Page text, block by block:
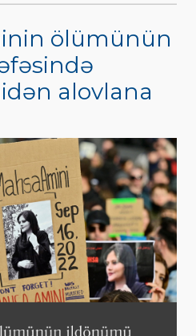
ölümünün
alovlana